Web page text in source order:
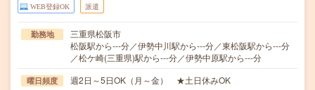
WEB登録OK 派遣
勤務地
三重県松阪市
松阪駅から---分／伊勢中川駅から---分／東松阪駅から---分
／松ケ崎(三重県)駅から---分／伊勢中原駅から---分
曜日頻度 週2日～5日OK（月～金） ★土日休みOK